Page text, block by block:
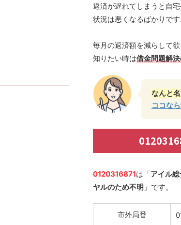
返済が遅れてしまうと自
状況は悪くなるばかりです
毎月の返済額を減らして
知りたい時は借金問題解
なんと
ココな
0120316871は「アイル
ヤルのため不明 」です。
市外局番